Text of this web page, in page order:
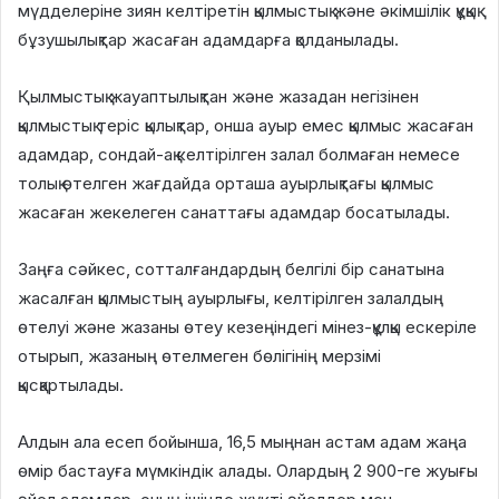
мүдделеріне зиян келтіретін қылмыстық және әкімшілік құқық
бұзушылықтар жасаған адамдарға қолданылады.
Қылмыстық жауаптылықтан және жазадан негізінен
қылмыстық теріс қылықтар, онша ауыр емес қылмыс жасаған
адамдар, сондай-ақ келтірілген залал болмаған немесе
толық өтелген жағдайда орташа ауырлықтағы қылмыс
жасаған жекелеген санаттағы адамдар босатылады.
Заңға сәйкес, сотталғандардың белгілі бір санатына
жасалған қылмыстың ауырлығы, келтірілген залалдың
өтелуі және жазаны өтеу кезеңіндегі мінез-құлқы ескеріле
отырып, жазаның өтелмеген бөлігінің мерзімі
қысқартылады.
Алдын ала есеп бойынша, 16,5 мыңнан астам адам жаңа
өмір бастауға мүмкіндік алады. Олардың 2 900-ге жуығы